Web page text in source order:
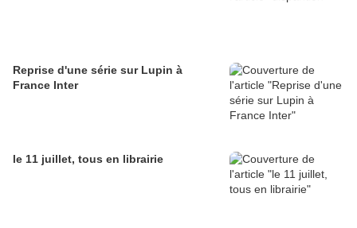
Reprise d'une série sur Lupin à
France Inter
le 11 juillet, tous en librairie